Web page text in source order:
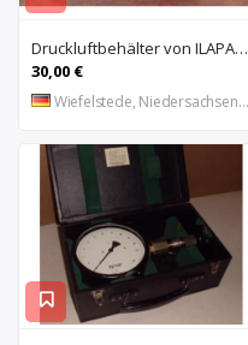
Druckluftbehälter von ILAPAK – 2,5 Liter
30,00 €
Wiefelstede, Niedersachsen, DE